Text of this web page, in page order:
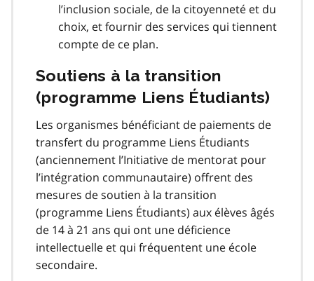
l’inclusion sociale, de la citoyenneté et du
choix, et fournir des services qui tiennent
compte de ce plan.
Soutiens à la transition
(programme Liens Étudiants)
Les organismes bénéficiant de paiements de
transfert du programme Liens Étudiants
(anciennement l’Initiative de mentorat pour
l’intégration communautaire) offrent des
mesures de soutien à la transition
(programme Liens Étudiants) aux élèves âgés
de 14 à 21 ans qui ont une déficience
intellectuelle et qui fréquentent une école
secondaire.